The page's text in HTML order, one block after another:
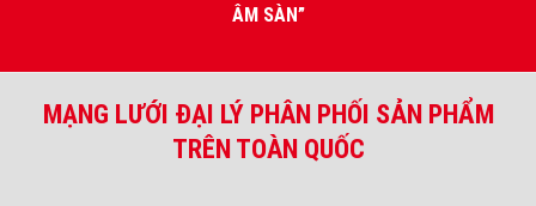
ÂM SÀN”
MẠNG LƯỚI ĐẠI LÝ PHÂN PHỐI SẢN PHẨM
TRÊN TOÀN QUỐC